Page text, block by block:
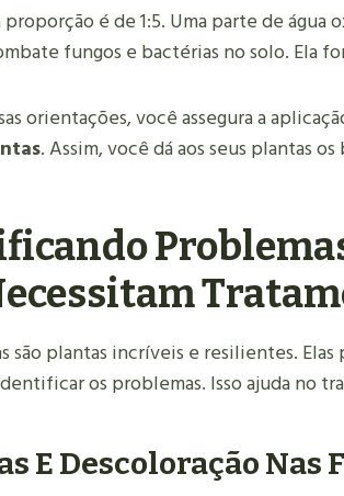
proporção é de 1:5. Uma parte de água
fungos e bactérias no solo. Ela
orientações, você assegura a
. Assim, você dá aos seus plantas
são plantas incríveis e resilientes.
os problemas. Isso ajuda no
E Descoloração Nas